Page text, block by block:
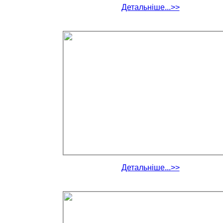
Детальніше...>>
Детальніше...>>